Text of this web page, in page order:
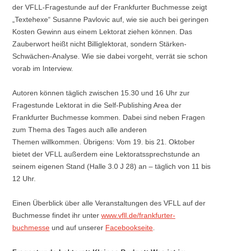
der VFLL-Fragestunde auf der Frankfurter Buchmesse zeigt
„Textehexe“ Susanne Pavlovic auf, wie sie auch bei geringen
Kosten Gewinn aus einem Lektorat ziehen können. Das
Zauberwort heißt nicht Billiglektorat, sondern Stärken-
Schwächen-Analyse. Wie sie dabei vorgeht, verrät sie schon
vorab im Interview.
Autoren können täglich zwischen 15.30 und 16 Uhr zur
Fragestunde Lektorat in die Self-Publishing Area der
Frankfurter Buchmesse kommen. Dabei sind neben Fragen
zum Thema des Tages auch alle anderen
Themen willkommen. Übrigens: Vom 19. bis 21. Oktober
bietet der VFLL außerdem eine Lektoratssprechstunde an
seinem eigenen Stand (Halle 3.0 J 28) an – täglich von 11 bis
12 Uhr.
Einen Überblick über alle Veranstaltungen des VFLL auf der
Buchmesse findet ihr unter www.vfll.de/frankfurter-
buchmesse und auf unserer Facebookseite.